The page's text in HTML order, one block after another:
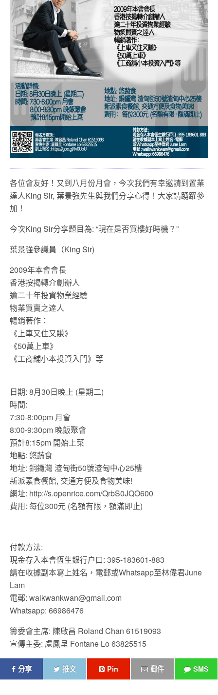
各位會友好！又到八月份月會，今次我們有幸邀請到置業
達人King Sir, 葉景強先生與我們分享心得！大家請踴躍參
加！
今次King Sir分享題目為: “現在是否買樓好時機？”
葉景強參議員（King Sir)
2009年本會會長
香港按揭轉介創辦人
逾二十年投資物業經驗
物業買賣之逹人
暢銷著作：
《上車又住又賺》
《50萬上車》
《工商舖小本投資入門》等
日期: 8月30日晚上 (星期二)
時間:
7:30-8:00pm 月會
8:00-9:30pm 晚飯聚會
預計8:15pm 開始上菜
地點: 悠蔬食
地址: 銅鑼灣 渣甸街50號渣甸中心25樓
新派素食餐館, 交通方便及食物美味!
網址: http://s.openrice.com/QrbS0JQO600
費用: 每位300元 (名額有限，額滿即止)
付款方法:
現金存入本會恆生銀行户口: 395-183601-883
請在收據副本寫上姓名，電郵或Whatsapp至林偉君June
Lam
電郵: waikwankwan@gmail.com
Whatsapp: 66986476
籌委會主席: 陳啟昌 Roland Chan 61519093
宣傳主委: 盧鳳呈 Fontane Lo 63825515
分享 推文 Pin 郵件 SMS